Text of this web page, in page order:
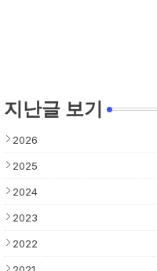
지난글 보기
2026
2025
2024
2023
2022